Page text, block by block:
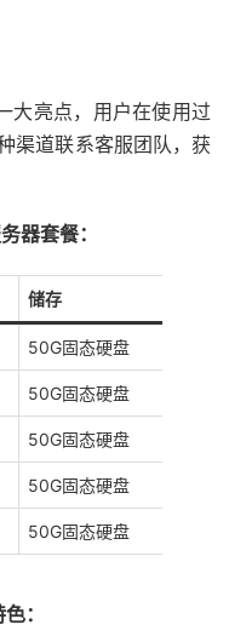
大亮点，用户在使用过
渠道联系客服团队，获
器套餐：
储存
50G固态硬盘
50G固态硬盘
50G固态硬盘
50G固态硬盘
50G固态硬盘
：